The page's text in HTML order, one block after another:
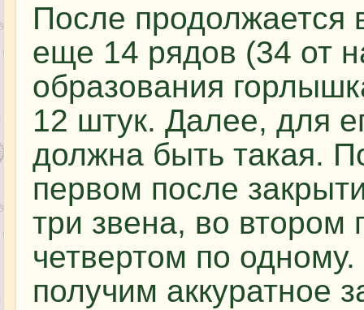
После продолжается
еще 14 рядов (34 от
образования
12 штук. Далее, для
должна быть такая.
первом после
три звена, во втором
четвертом по
получим аккуратное